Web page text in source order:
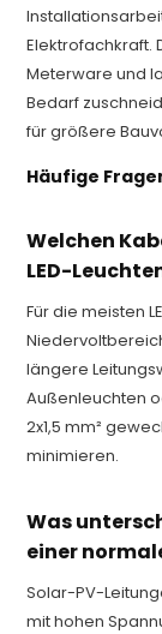
Elektrofachkraft.
Meterware und
Bedarf
für größere
Häufige
Welchen
LED-
Für die meisten
längere
Außenleuchten
2x1,5 mm²
minimieren.
Was
einer
Solar-PV-
mit hohen